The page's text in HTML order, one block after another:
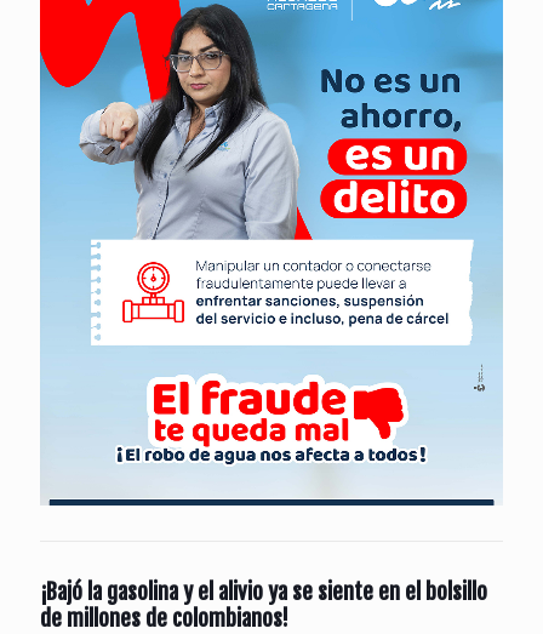
¡Bajó la gasolina y el alivio ya se siente en el bolsillo
de millones de colombianos!